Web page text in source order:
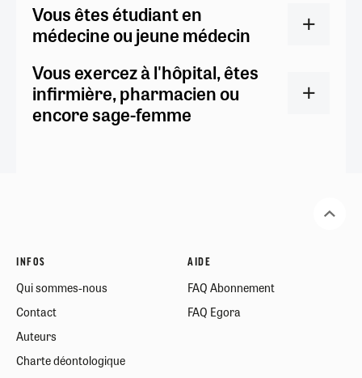
Vous êtes étudiant en
médecine ou jeune médecin
Vous exercez à l'hôpital, êtes
infirmière, pharmacien ou
encore sage-femme
INFOS
Qui sommes-nous
Contact
Auteurs
Charte déontologique
AIDE
FAQ Abonnement
FAQ Egora